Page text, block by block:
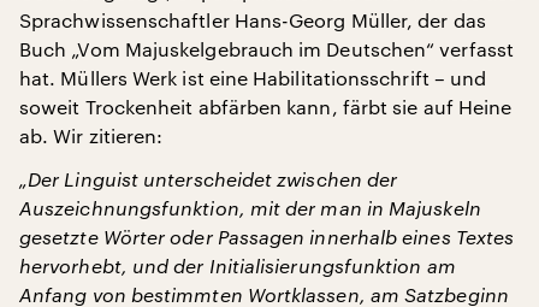
Sprachwissenschaftler Hans-Georg Müller, der das
Buch „Vom Majuskelgebrauch im Deutschen“ verfasst
hat. Müllers Werk ist eine Habilitationsschrift – und
soweit Trockenheit abfärben kann, färbt sie auf Heine
ab. Wir zitieren:
„Der Linguist unterscheidet zwischen der
Auszeichnungsfunktion, mit der man in Majuskeln
gesetzte Wörter oder Passagen innerhalb eines Textes
hervorhebt, und der Initialisierungsfunktion am
Anfang von bestimmten Wortklassen, am Satzbeginn